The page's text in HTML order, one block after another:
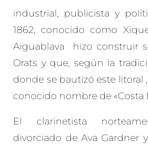
industrial, publicista y
1862, conocido como
Aiguablava hizo construir
Orats y que, según la
donde se bautizó este litoral
conocido nombre de «Costa
El clarinetista
divorciado de Ava Gardner